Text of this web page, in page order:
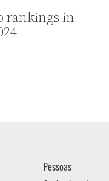
rankings in
Pessoas